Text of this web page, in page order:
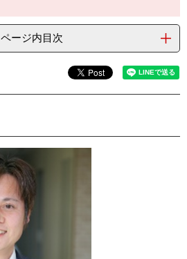
ページ内目次